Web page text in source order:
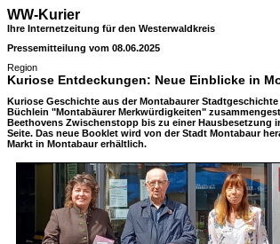
WW-Kurier
Ihre Internetzeitung für den Westerwaldkreis
Pressemitteilung vom 08.06.2025
Region
Kuriose Entdeckungen: Neue Einblicke in
Kuriose Geschichte aus der Montabaurer
Büchlein "Montabäurer Merkwürdigkeiten"
Beethovens Zwischenstopp bis zu einer Hausbesetzung
Seite. Das neue Booklet wird von der Stadt Montabaur
Markt in Montabaur erhältlich.